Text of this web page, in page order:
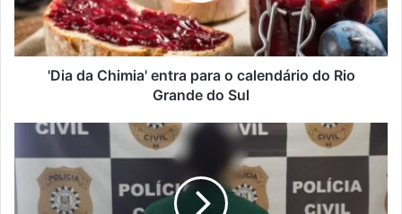
calendário
do
Rio
Grande'Dia da Chimia' entra para o calendário do Rio
Grande do Sul
Preso
participou